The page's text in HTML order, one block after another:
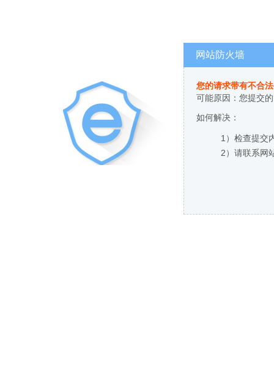
网站防火墙
您的请求带有不合
可能原因：您提交
如何解决：
1）检查提交
2）请联系网